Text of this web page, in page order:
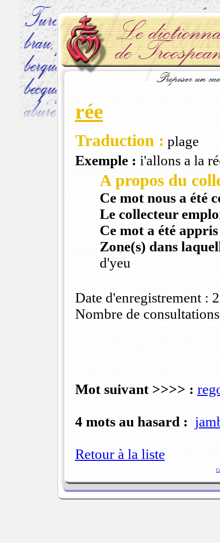
rée
Traduction : plage
Exemple : i'allons a la
A propos du
Ce mot nous a été
Le collecteur
Ce mot a été
Zone(s) dans
d'yeu
Date d'enregistrement :
Nombre de
Mot suivant >>>> :
4 mots au hasard :
Retour à la liste